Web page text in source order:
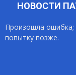
НОВОСТИ
Произошла ошибка;
попытку позже.